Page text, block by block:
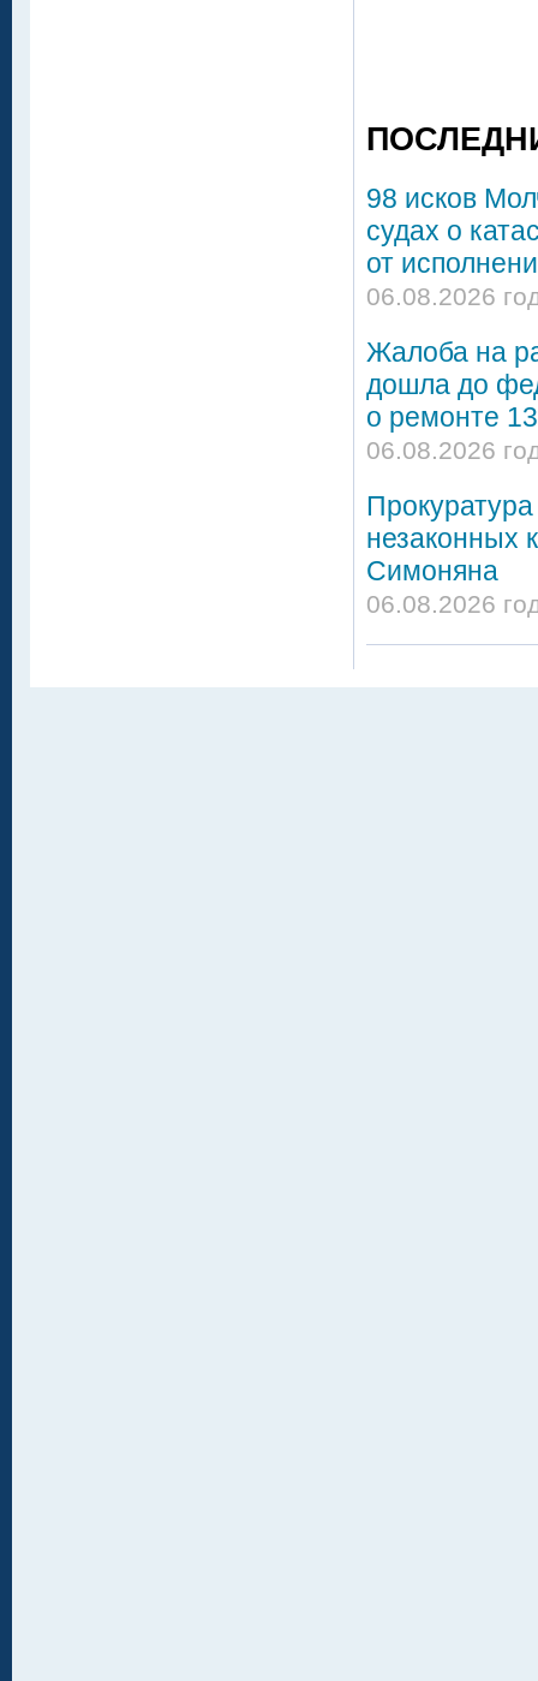
98 исков
судах о
от
06.08.2026
Жалоба на
дошла до
о ремонте
06.08.2026
незаконных
Симоняна
06.08.2026